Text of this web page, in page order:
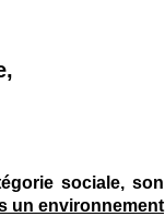
sociale, son
un environnement